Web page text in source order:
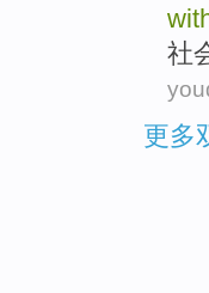
社
更多